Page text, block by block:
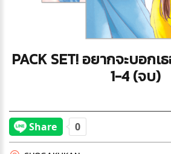
PACK SET! อยากจะบอกเ
1-4 (จบ)